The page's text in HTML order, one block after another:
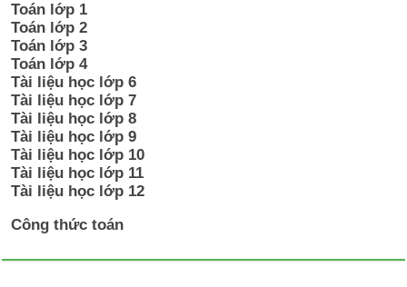
Toán lớp 1
Toán lớp 2
Toán lớp 3
Toán lớp 4
Tài liệu học lớp 6
Tài liệu học lớp 7
Tài liệu học lớp 8
Tài liệu học lớp 9
Tài liệu học lớp 10
Tài liệu học lớp 11
Tài liệu học lớp 12
Công thức toán